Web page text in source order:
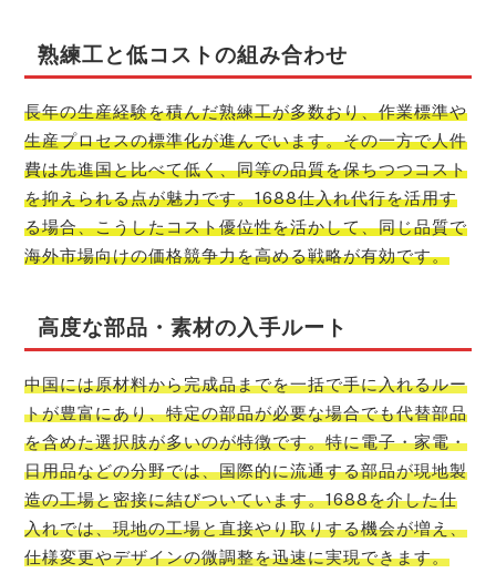
熟練工と低コストの組み合わせ
長年の生産経験を積んだ熟練工が多数おり、作業標準や
生産プロセスの標準化が進んでいます。その一方で人件
費は先進国と比べて低く、同等の品質を保ちつつコスト
を抑えられる点が魅力です。1688仕入れ代行を活用す
る場合、こうしたコスト優位性を活かして、同じ品質で
海外市場向けの価格競争力を高める戦略が有効です。
高度な部品・素材の入手ルート
中国には原材料から完成品までを一括で手に入れるルー
トが豊富にあり、特定の部品が必要な場合でも代替部品
を含めた選択肢が多いのが特徴です。特に電子・家電・
日用品などの分野では、国際的に流通する部品が現地製
造の工場と密接に結びついています。1688を介した仕
入れでは、現地の工場と直接やり取りする機会が増え、
仕様変更やデザインの微調整を迅速に実現できます。